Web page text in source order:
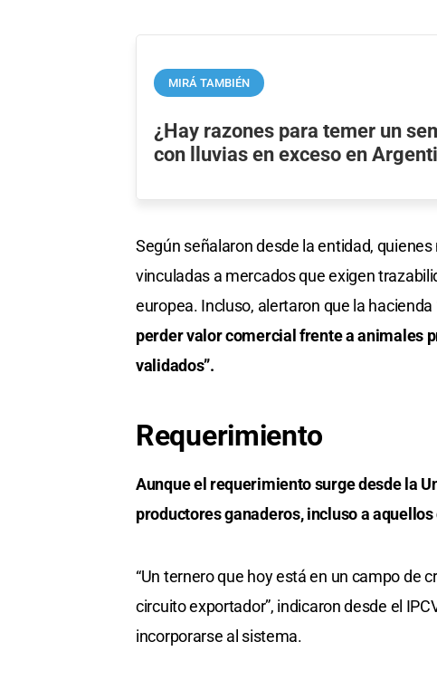
MIRÁ TAMBIÉN
¿Hay razones para temer un
con lluvias en exceso en
Según señalaron desde la entidad,
vinculadas a mercados que exigen
europea. Incluso, alertaron que la hacienda
perder valor comercial frente a animales
validados”.
Requerimiento
Aunque el requerimiento surge desde la
productores ganaderos, incluso a
“Un ternero que hoy está en un campo de
circuito exportador”, indicaron desde el
incorporarse al sistema.